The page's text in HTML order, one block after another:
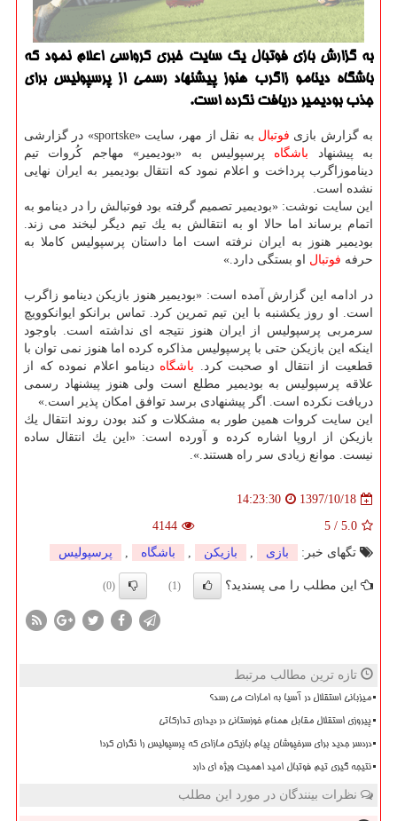
به گزارش بازی فوتبال یك سایت خبری كرواسی اعلام نمود كه
باشگاه دینامو زاگرب هنوز پیشنهاد رسمی از پرسپولیس برای
جذب بودیمیر دریافت نكرده است.
به گزارش بازی فوتبال
به نقل از مهر، سایت «sportske» در گزارشی
به پیشنهاد باشگاه پرسپولیس به «بودیمیر» مهاجم كُروات تیم
دیناموزاگرب پرداخت و اعلام نمود كه انتقال بودیمیر به ایران نهایی
نشده است.
این سایت نوشت: «بودیمیر تصمیم گرفته بود فوتبالش را در دینامو به
اتمام برساند اما حالا او به انتقالش به یك تیم دیگر لبخند می زند.
بودیمیر هنوز به ایران نرفته است اما داستان پرسپولیس كاملا به
حرفه فوتبال او بستگی دارد.»
در ادامه این گزارش آمده است: «بودیمیر هنوز بازیكن دینامو زاگرب
است. او روز یكشنبه با این تیم تمرین كرد. تماس برانكو ایوانكوویچ
سرمربی پرسپولیس از ایران هنوز نتیجه ای نداشته است. باوجود
اینكه این بازیكن حتی با پرسپولیس مذاكره كرده اما هنوز نمی توان با
قطعیت از انتقال او صحبت كرد. باشگاه دینامو اعلام نموده كه از
علاقه پرسپولیس به بودیمیر مطلع است ولی هنوز پیشنهاد رسمی
دریافت نكرده است. اگر پیشنهادی برسد توافق امكان پذیر است.»
این سایت كروات همین طور به مشكلات و كند بودن روند انتقال یك
بازیكن از اروپا اشاره كرده و آورده است: «این یك انتقال ساده
نیست. موانع زیادی سر راه هستند.».
1397/10/18
14:23:30
5.0
/
5
4144
تگهای خبر:
بازی , بازیكن , باشگاه , پرسپولیس
این مطلب را می پسندید؟ (1)
(0)
تازه ترین مطالب مرتبط
میزبانی استقلال در آسیا به امارات می رسد؟
پیروزی استقلال مقابل همنام خوزستانی در دیداری تدارکاتی
دردسر جدید برای سرخپوشان پیام بازیکن مازادی که پرسپولیس را نگران کرد!
نتیجه گیری تیم فوتبال امید اهمیت ویژه ای دارد
نظرات بینندگان در مورد این مطلب